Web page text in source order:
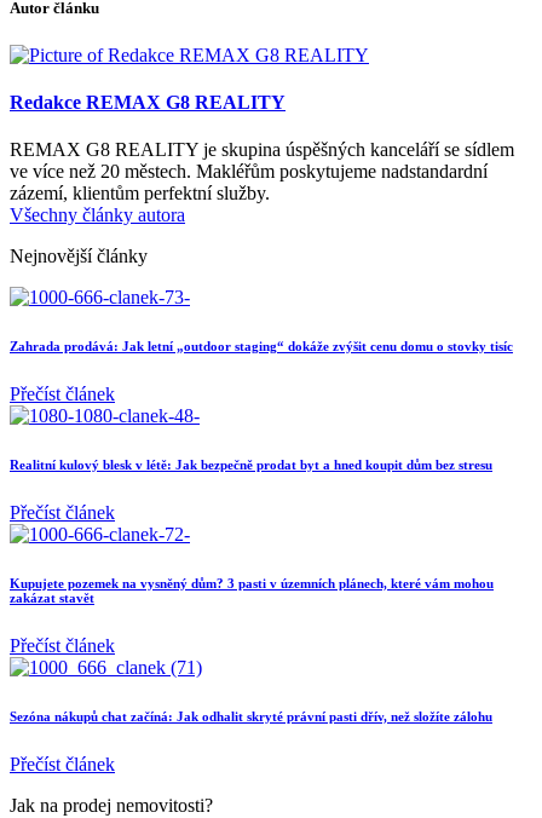
Autor článku
Redakce REMAX G8 REALITY
REMAX G8 REALITY je skupina úspěšných kanceláří se sídlem
ve více než 20 městech. Makléřům poskytujeme nadstandardní
zázemí, klientům perfektní služby.
Všechny články autora
Nejnovější články
Zahrada prodává: Jak letní „outdoor staging“ dokáže zvýšit cenu domu o stovky tisíc
Přečíst článek
Realitní kulový blesk v létě: Jak bezpečně prodat byt a hned koupit dům bez stresu
Přečíst článek
Kupujete pozemek na vysněný dům? 3 pasti v územních plánech, které vám mohou
zakázat stavět
Přečíst článek
Sezóna nákupů chat začíná: Jak odhalit skryté právní pasti dřív, než složíte zálohu
Přečíst článek
Jak na prodej nemovitosti?